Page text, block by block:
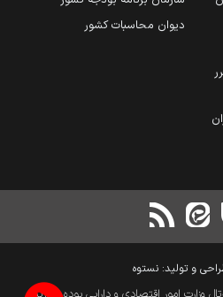
مکرر
دیوان محاسبات کشور
و تولید: نستوه